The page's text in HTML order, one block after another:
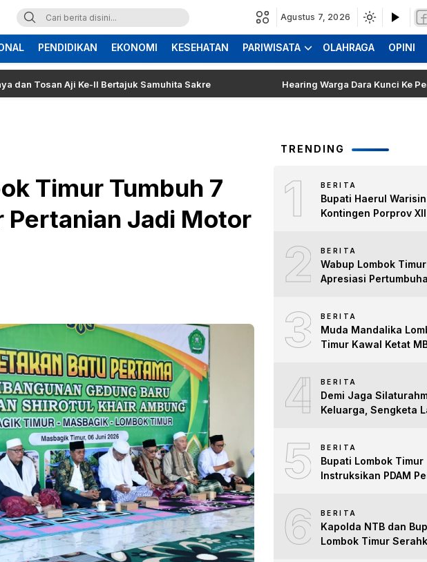
Agustus 7, 2026
PENDIDIKAN EKONOMI KESEHATAN PARIWISATA OLAHRAGA OPINI
Aji Ke-II Bertajuk Samuhita Sakre Hearing Warga Dara Kunci Ke
Timur Tumbuh 7
Pertanian Jadi Motor
TRENDING
1 BERITA
Bupati Haerul
Kontingen Porprov
untuk Lombok Timur
2 BERITA
Wabup Lombok Timur
Apresiasi
Difabel
3 BERITA
Muda Mandalika
Timur Kawal Ketat
4 BERITA
Demi Jaga
Keluarga, Sengketa
5 BERITA
Bupati Lombok Timur
Instruksikan PDAM
Terpenuhi
6 BERITA
Kapolda NTB dan
Lombok Timur